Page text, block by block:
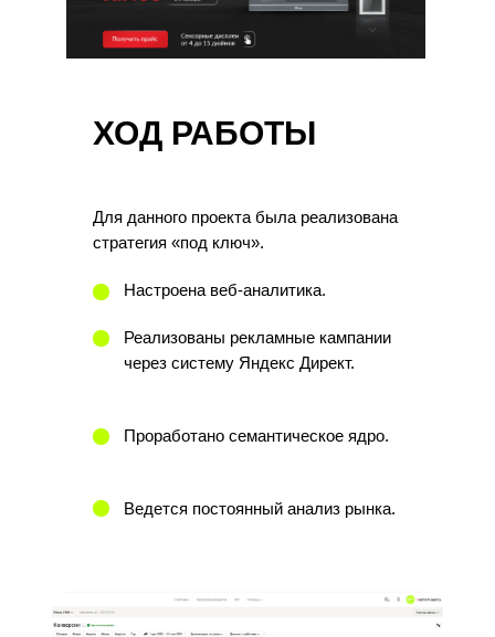
ХОД РАБОТЫ
Для данного проекта была реализована
стратегия «под ключ».
Настроена веб-аналитика.
Реализованы рекламные кампании
через систему Яндекс Директ.
Проработано семантическое ядро.
Ведется постоянный анализ рынка.